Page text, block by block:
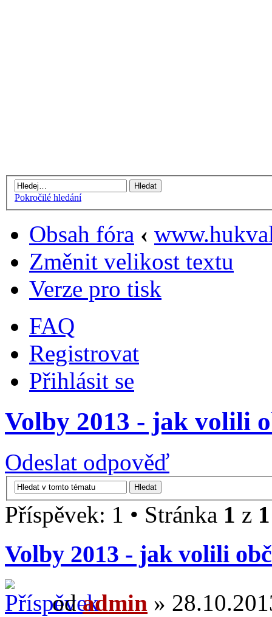
Pokročilé hledání
Obsah fóra ‹
Změnit velikost textu
Verze pro tisk
FAQ
Registrovat
Přihlásit se
Volby 2013 - jak volili
Odeslat odpověď
Příspěvek: 1 • Stránka 1 z 1
Volby 2013 - jak volili
odadmin »